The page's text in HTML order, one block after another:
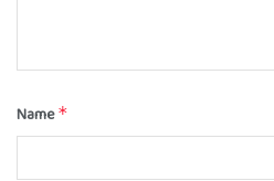
Name*